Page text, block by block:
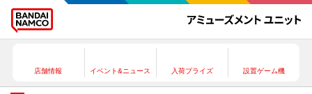
店舗情報 イベント&ニュース 入荷プライズ 設置ゲーム機